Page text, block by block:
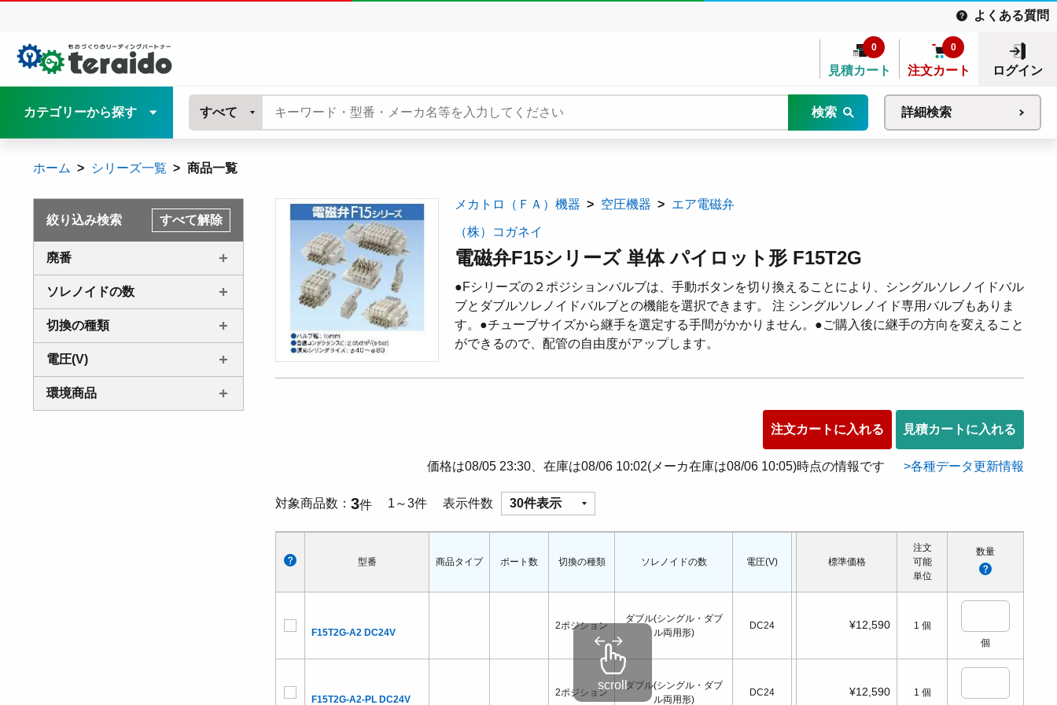
よくある質問
見積カート
0
注文カート
0
ログイン
カテゴリーから探す すべて 検索 詳細検索
ホーム シリーズ一覧 商品一覧
絞り込み検索 すべて解除
廃番
ソレノイドの数
切換の種類
電圧(V)
環境商品
メカトロ（ＦＡ）機器 空圧機器 エア電磁弁
（株）コガネイ
電磁弁F15シリーズ 単体 パイロット形 F15T2G
●Fシリーズの２ポジションバルブは、手動ボタンを切り換えることにより、シングルソレノイドバル
ブとダブルソレノイドバルブとの機能を選択できます。 注 シングルソレノイド専用バルブもありま
す。●チューブサイズから継手を選定する手間がかかりません。●ご購入後に継手の方向を変えること
ができるので、配管の自由度がアップします。
注文カートに入れる 見積カートに入れる
価格は08/05 23:30、在庫は08/06 10:02(メーカ在庫は08/06 10:05)時点の情報です 各種データ更新情報
対象商品数 3件 1～3件 表示件数 30件表示
型番
F15T2G-A2 DC24V
F15T2G-A2-PL DC24V
商品タイプ ポート数 切換の種類 ソレノイドの数 電圧(V) 電源切時の状態 配管口の種類 配管ねじの呼び
2ポジション
ダブル(シングル・ダブ
ル両用形)
DC24
2ポジション
ダブル(シングル・ダブ
ル両用形)
DC24
標準価格
注文
可能
単位
数量
¥12,590 1 個
個
¥12,590 1 個